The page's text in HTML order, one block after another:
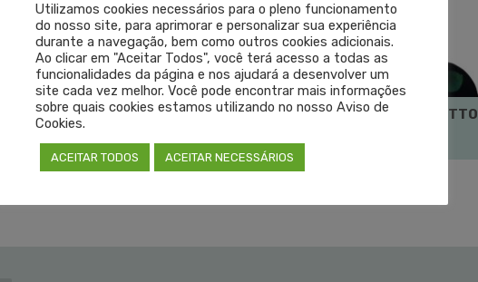
DR. BENJAMIN ROITMAN
DRA. TÂNIA WEBER FURLANETTO
Utilizamos cookies necessários para o pleno funcionamento
do nosso site, para aprimorar e personalizar sua experiência
durante a navegação, bem como outros cookies adicionais.
Ao clicar em "Aceitar Todos", você terá acesso a todas as
funcionalidades da página e nos ajudará a desenvolver um
site cada vez melhor. Você pode encontrar mais informações
sobre quais cookies estamos utilizando no nosso Aviso de
Cookies.
ACEITAR TODOS ACEITAR NECESSÁRIOS